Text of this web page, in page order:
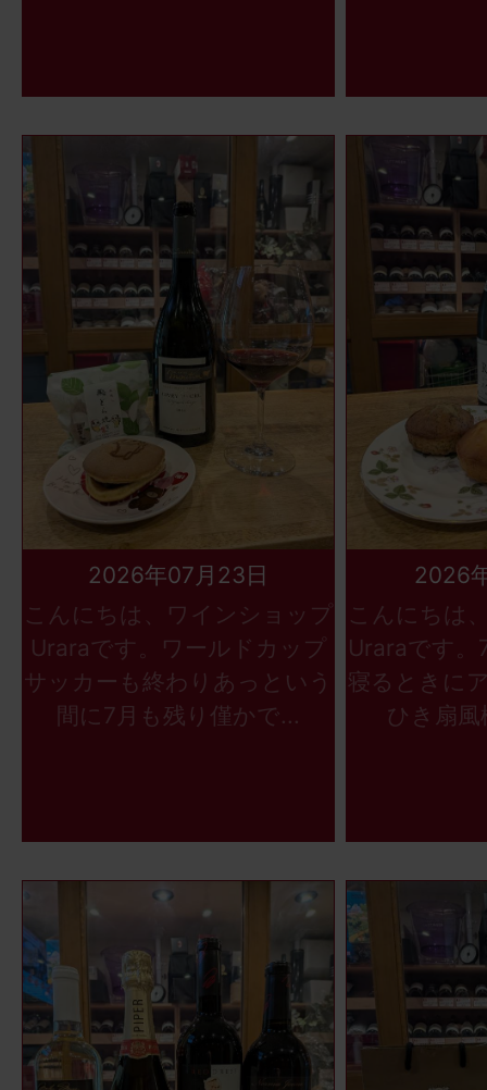
2026年07月23日
こんにちは、ワインショップ
Uraraです。ワールドカップ
サッカーも終わりあっという
間に7月も残り僅かで...
2026
こんにちは
Uraraです。
寝るときに
ひき扇